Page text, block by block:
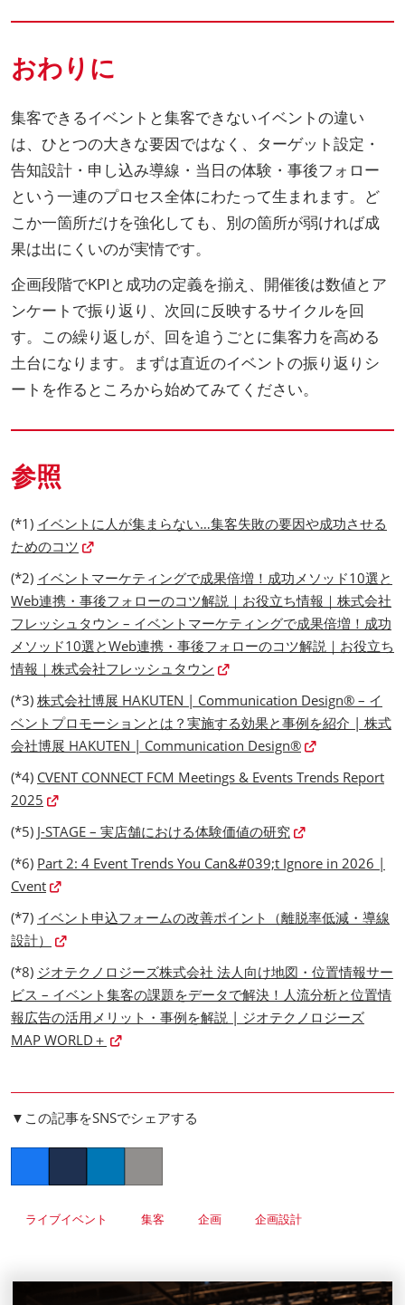
おわりに
集客できるイベントと集客できないイベントの違い
は、ひとつの大きな要因ではなく、ターゲット設定・
告知設計・申し込み導線・当日の体験・事後フォロー
という一連のプロセス全体にわたって生まれます。ど
こか一箇所だけを強化しても、別の箇所が弱ければ成
果は出にくいのが実情です。
企画段階でKPIと成功の定義を揃え、開催後は数値とア
ンケートで振り返り、次回に反映するサイクルを回
す。この繰り返しが、回を追うごとに集客力を高める
土台になります。まずは直近のイベントの振り返りシ
ートを作るところから始めてみてください。
参照
(*1) イベントに人が集まらない…集客失敗の要因や成功させる
ためのコツ
(*2) イベントマーケティングで成果倍増！成功メソッド10選と
Web連携・事後フォローのコツ解説｜お役立ち情報｜株式会社
フレッシュタウン – イベントマーケティングで成果倍増！成功
メソッド10選とWeb連携・事後フォローのコツ解説｜お役立ち
情報｜株式会社フレッシュタウン
(*3) 株式会社博展 HAKUTEN | Communication Design® – イ
ベントプロモーションとは？実施する効果と事例を紹介 | 株式
会社博展 HAKUTEN | Communication Design®
(*4) CVENT CONNECT FCM Meetings & Events Trends Report
2025
(*5) J-STAGE – 実店舗における体験価値の研究
(*6) Part 2: 4 Event Trends You Can&#039;t Ignore in 2026 |
Cvent
(*7) イベント申込フォームの改善ポイント（離脱率低減・導線
設計）
(*8) ジオテクノロジーズ株式会社 法人向け地図・位置情報サー
ビス – イベント集客の課題をデータで解決！人流分析と位置情
報広告の活用メリット・事例を解説 | ジオテクノロジーズ
MAP WORLD＋
▼この記事をSNSでシェアする
ライブイベント 集客 企画 企画設計